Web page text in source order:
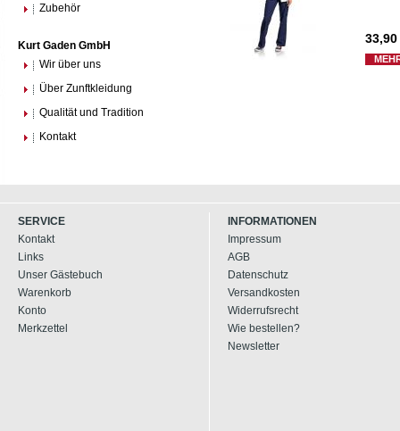
Zubehör
Kurt Gaden GmbH
Wir über uns
Über Zunftkleidung
Qualität und Tradition
Kontakt
33,90
SERVICE
Kontakt
Links
Unser Gästebuch
Warenkorb
Konto
Merkzettel
INFORMATIONEN
Impressum
AGB
Datenschutz
Versandkosten
Widerrufsrecht
Wie bestellen?
Newsletter